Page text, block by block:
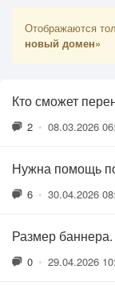
Отображаются
новый домен»
Кто сможет
2 • 08.03.2026
Нужна помощь
6 • 30.04.2026
Размер баннера.
0 • 29.04.2026